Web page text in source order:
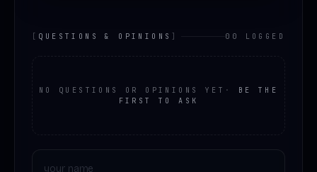
[ QUESTIONS & OPINIONS ] 00 LOGGED
NO QUESTIONS OR OPINIONS YET ·
BE THE
FIRST TO ASK